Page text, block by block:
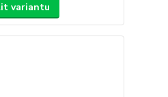
variantu